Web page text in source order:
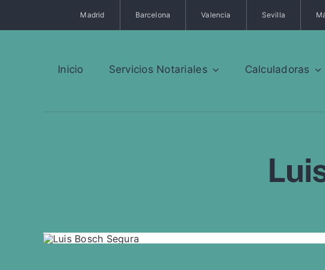
Madrid Barcelona Valencia Sevilla
Inicio Servicios Notariales Calculadoras